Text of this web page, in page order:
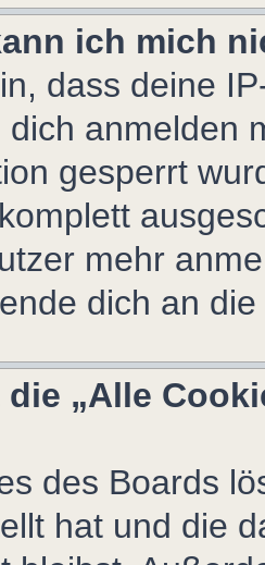
ich mich
dass deine
dich anmelden
gesperrt
mehr
dich an
die „Alle
des Boards
hat und die